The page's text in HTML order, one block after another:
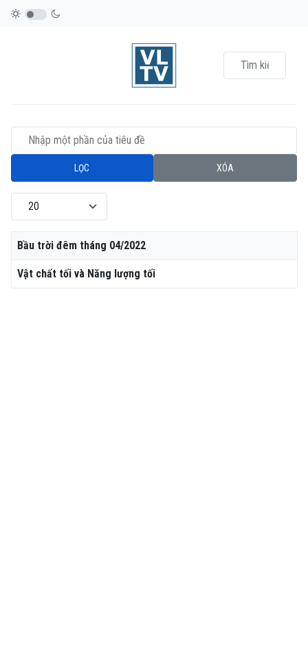
Nhập một phần của tiêu đề
LỌC XÓA
Hiển thị #
Tiêu đề
Bầu trời đêm tháng 04/2022
Vật chất tối và Năng lượng tối